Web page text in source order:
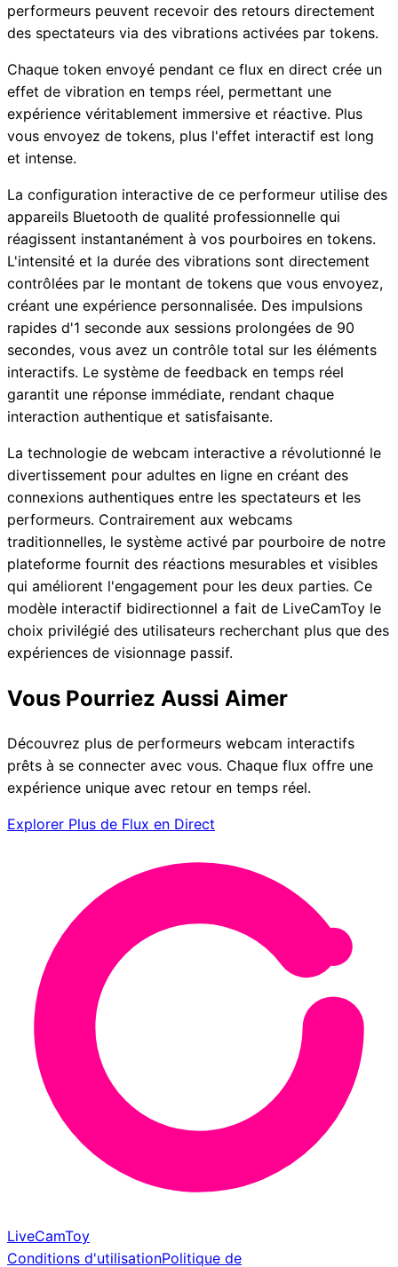
performeurs peuvent recevoir des retours directement
des spectateurs via des vibrations activées par tokens.
Chaque token envoyé pendant ce flux en direct crée un
effet de vibration en temps réel, permettant une
expérience véritablement immersive et réactive. Plus
vous envoyez de tokens, plus l'effet interactif est long
et intense.
La configuration interactive de ce performeur utilise des
appareils Bluetooth de qualité professionnelle qui
réagissent instantanément à vos pourboires en tokens.
L'intensité et la durée des vibrations sont directement
contrôlées par le montant de tokens que vous envoyez,
créant une expérience personnalisée. Des impulsions
rapides d'1 seconde aux sessions prolongées de 90
secondes, vous avez un contrôle total sur les éléments
interactifs. Le système de feedback en temps réel
garantit une réponse immédiate, rendant chaque
interaction authentique et satisfaisante.
La technologie de webcam interactive a révolutionné le
divertissement pour adultes en ligne en créant des
connexions authentiques entre les spectateurs et les
performeurs. Contrairement aux webcams
traditionnelles, le système activé par pourboire de notre
plateforme fournit des réactions mesurables et visibles
qui améliorent l'engagement pour les deux parties. Ce
modèle interactif bidirectionnel a fait de LiveCamToy le
choix privilégié des utilisateurs recherchant plus que des
expériences de visionnage passif.
Vous Pourriez Aussi Aimer
Découvrez plus de performeurs webcam interactifs
prêts à se connecter avec vous. Chaque flux offre une
expérience unique avec retour en temps réel.
Explorer Plus de Flux en Direct
LiveCamToy
Conditions d'utilisationPolitique de